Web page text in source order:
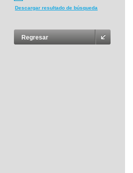
Descargar resultado de búsqueda
Regresar